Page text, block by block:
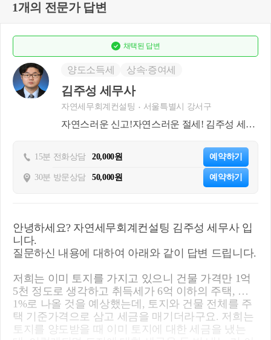
1개의 전문가 답변
채택된 답변
양도소득세 상속∙증여세
김주성 세무사
자연세무회계컨설팅 서울특별시 강서구
자연스러운 신고!자연스러운 절세! 김주성 세무
15분 전화상담 20,000원 예약하기
30분 방문상담 50,000원 예약하기
안녕하세요? 자연세무회계컨설팅 김주성 세무사 입
니다.
질문하신 내용에 대하여 아래와 같이 답변 드립니다.
저희는 이미 토지를 가지고 있으니 건물 가격만 1억
5천 정도로 생각하고 취득세가 6억 이하의 주택, 즉
1%로 나올 것을 예상했는데, 토지와 건물 전체를 주
택 기준가격으로 삼고 세금을 매기더라구요. 저희는
토지를 양도받을 때 이미 토지에 대한 세금을 냈는